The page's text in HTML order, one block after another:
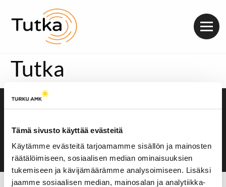
Tämä sivusto käyttää evästeitä
Käytämme evästeitä tarjoamamme sisällön ja mainosten
räätälöimiseen, sosiaalisen median ominaisuuksien
tukemiseen ja kävijämäärämme analysoimiseen. Lisäksi
jaamme sosiaalisen median, mainosalan ja analytiikka-
Tutka
Saavutettavuusseloste